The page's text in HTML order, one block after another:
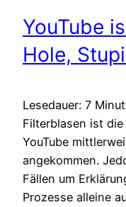
YouTube
Hole,
Lesedauer: 7
Filterblasen ist
YouTube
angekommen.
Fällen um
Prozesse alleine